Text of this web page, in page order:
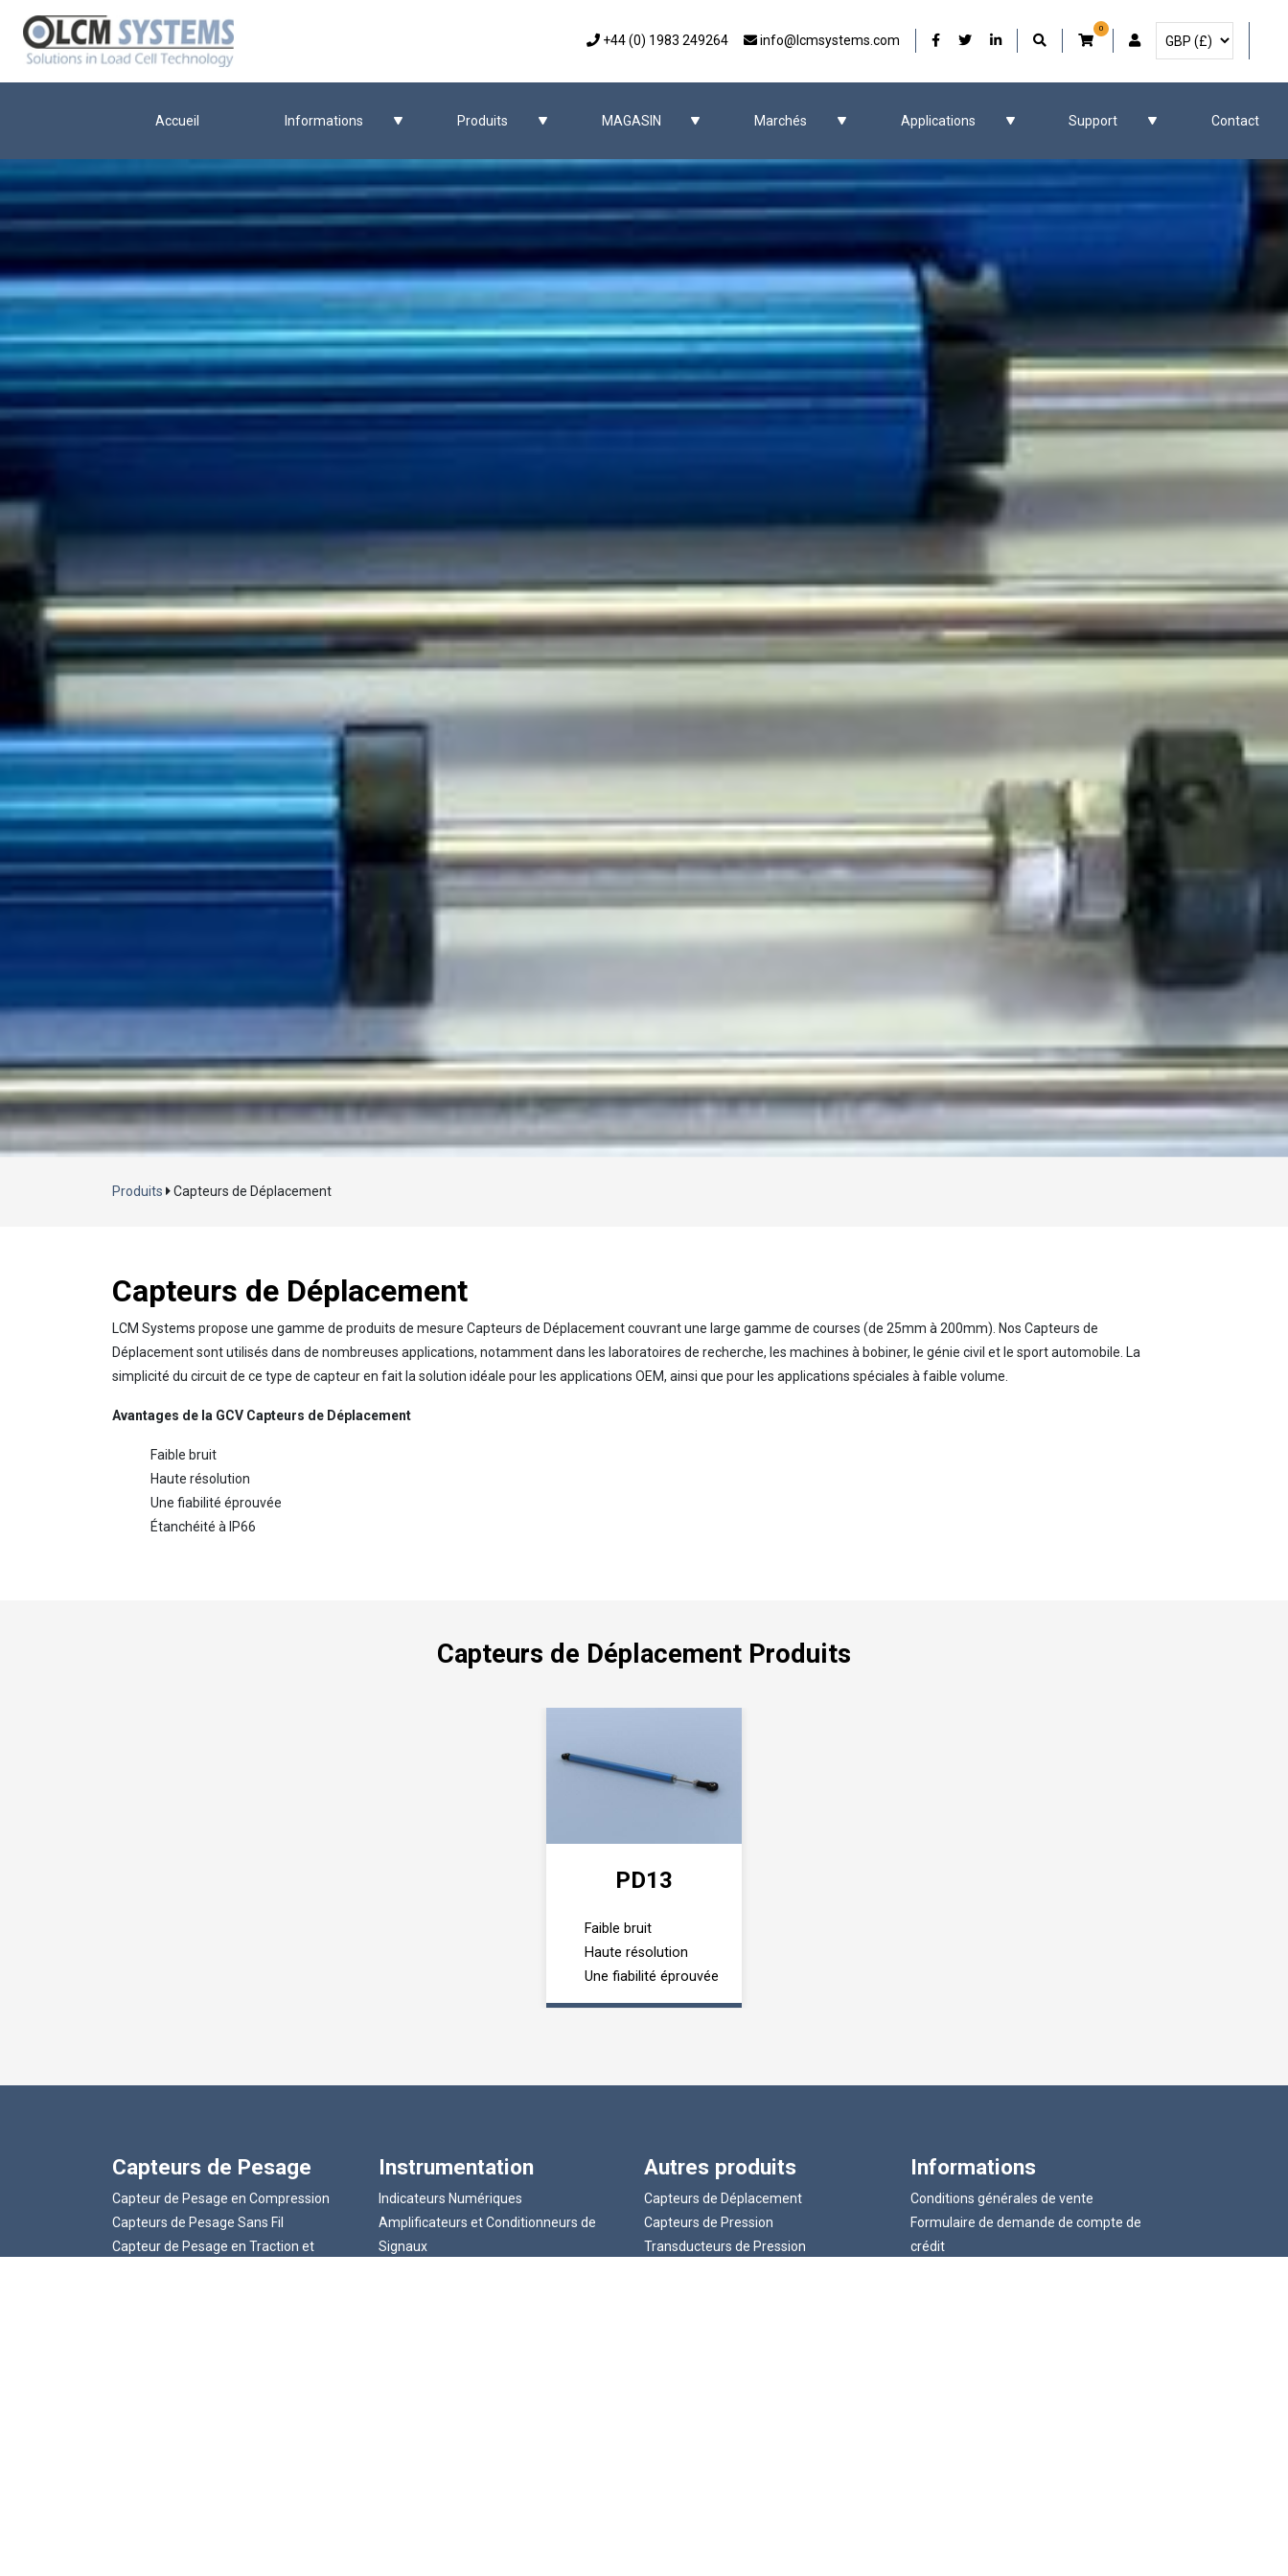
Chargement...
+44 (0) 1983 249264 info@lcmsystems.com Notre Facebook
Notre Twitter
Notre LinkedIn
0
Compte d'utilisateur
Sélectionner la devise
Accueil Informations Produits MAGASIN Marchés Applications Support Contact
Produits Capteurs de Déplacement
Capteurs de Déplacement
LCM Systems propose une gamme de produits de mesure Capteurs de Déplacement couvrant une large gamme de courses (de 25mm à 200mm). Nos Capteurs de
Déplacement sont utilisés dans de nombreuses applications, notamment dans les laboratoires de recherche, les machines à bobiner, le génie civil et le sport automobile. La
simplicité du circuit de ce type de capteur en fait la solution idéale pour les applications OEM, ainsi que pour les applications spéciales à faible volume.
Avantages de la GCV Capteurs de Déplacement
Faible bruit
Haute résolution
Une fiabilité éprouvée
Étanchéité à IP66
Capteurs de Déplacement Produits
PD13
Faible bruit
Haute résolution
Une fiabilité éprouvée
Capteurs de Pesage
Capteur de Pesage en Compression
Capteurs de Pesage Sans Fil
Capteur de Pesage en Traction et
Instrumentation
Indicateurs Numériques
Amplificateurs et Conditionneurs de
Signaux
Autres produits
Capteurs de Déplacement
Capteurs de Pression
Transducteurs de Pression
Informations
Conditions générales de vente
Formulaire de demande de compte de
crédit